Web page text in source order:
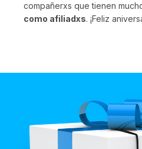
compañerxs que tienen
como afiliadxs. ¡Feliz